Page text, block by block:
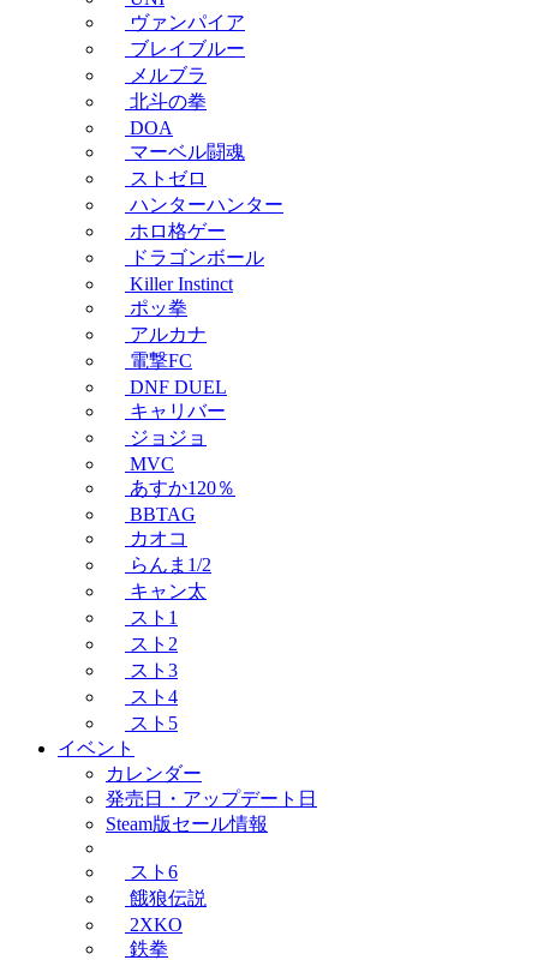
ヴァンパイア
ブレイブルー
メルブラ
北斗の拳
DOA
マーベル闘魂
ストゼロ
ハンターハンター
ホロ格ゲー
ドラゴンボール
Killer Instinct
ポッ拳
アルカナ
電撃FC
DNF DUEL
キャリバー
ジョジョ
MVC
あすか120％
BBTAG
カオコ
らんま1/2
キャン太
スト1
スト2
スト3
スト4
スト5
イベント
カレンダー
発売日・アップデート日
Steam版セール情報
スト6
餓狼伝説
2XKO
鉄拳